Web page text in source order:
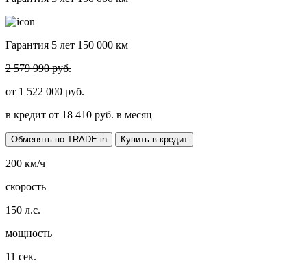
Гарантия 5 лет 150 000 км
2 579 990 руб.
от 1 522 000 руб.
в кредит от 18 410 руб. в месяц
Обменять по TRADE in Купить в кредит
200 км/ч
скорость
150 л.с.
мощность
11 сек.